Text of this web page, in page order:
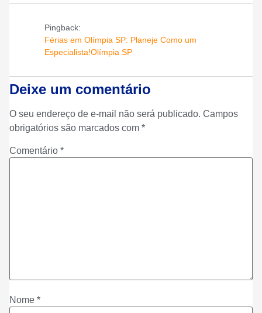
Pingback:
Férias em Olímpia SP: Planeje Como um
Especialista!Olímpia SP
Deixe um comentário
O seu endereço de e-mail não será publicado. Campos
obrigatórios são marcados com *
Comentário *
Nome *